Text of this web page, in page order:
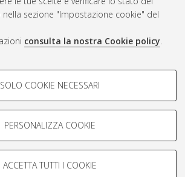
sezione "Impostazione cookie" del
consulta la nostra Cookie policy.
-
per analizzare le caratteristiche della
creare profili in base al loro comportamento
SOLO COOKIE NECESSARI
PERSONALIZZA COOKIE
ACCETTA TUTTI I COOKIE
privacy
del sito